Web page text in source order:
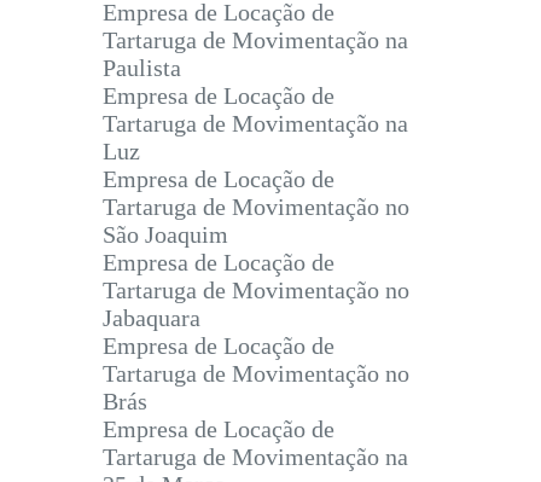
Empresa de Locação de
Tartaruga de Movimentação na
Paulista
Empresa de Locação de
Tartaruga de Movimentação na
Luz
Empresa de Locação de
Tartaruga de Movimentação no
São Joaquim
Empresa de Locação de
Tartaruga de Movimentação no
Jabaquara
Empresa de Locação de
Tartaruga de Movimentação no
Brás
Empresa de Locação de
Tartaruga de Movimentação na